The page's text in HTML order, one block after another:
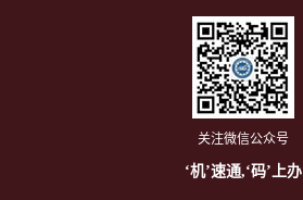
关注微信公众号
‘机’速通,‘码’上办